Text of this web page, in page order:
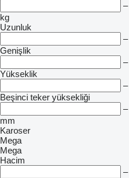
–
kg
Uzunluk
–
Genişlik
–
Yükseklik
–
Beşinci teker yüksekliği
–
mm
Karoser
Mega
Mega
Hacim
–